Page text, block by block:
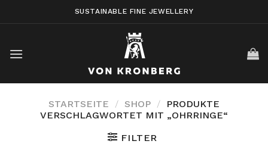
SUSTAINABLE FINE JEWELLERY
STARTSEITE / SHOP /
PRODUKTE
VERSCHLAGWORTET MIT „OHRRINGE“
FILTER